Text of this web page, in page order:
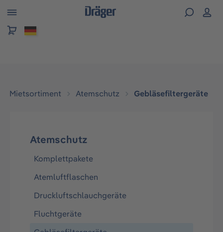
springen
Mietsortiment Atemschutz Gebläsefiltergeräte
Atemschutz
Komplettpakete
Atemluftflaschen
Druckluftschlauchgeräte
Fluchtgeräte